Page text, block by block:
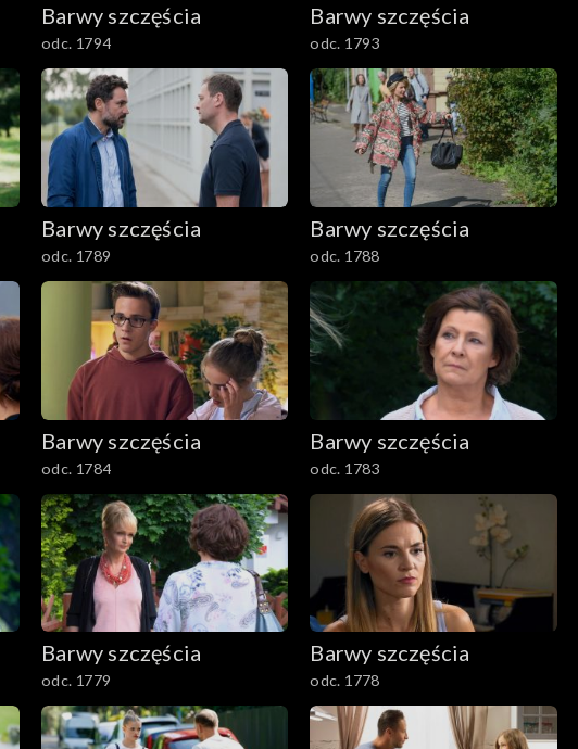
2601–2700
2501–2600
2401–2500
2301–2400
2201–2300
2101–2200
2001–2100
1901–2000
1801–1900
1701–1800
1601–1700
1501–1600
1401–1500
1301–1400
Barwy szczęścia
odc. 1794
Barwy szczęścia
odc. 1793
Barwy szczęścia
odc. 1789
Barwy szczęścia
odc. 1788
Barwy szczęścia
odc. 1784
Barwy szczęścia
odc. 1783
Barwy szczęścia
odc. 1779
Barwy szczęścia
odc. 1778